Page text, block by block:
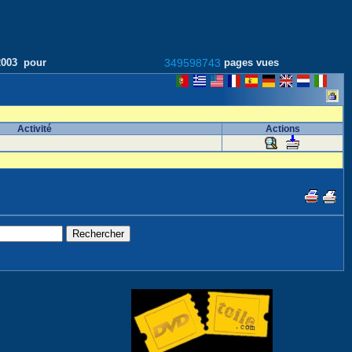
pour 349598743 pages vues
Activité Actions